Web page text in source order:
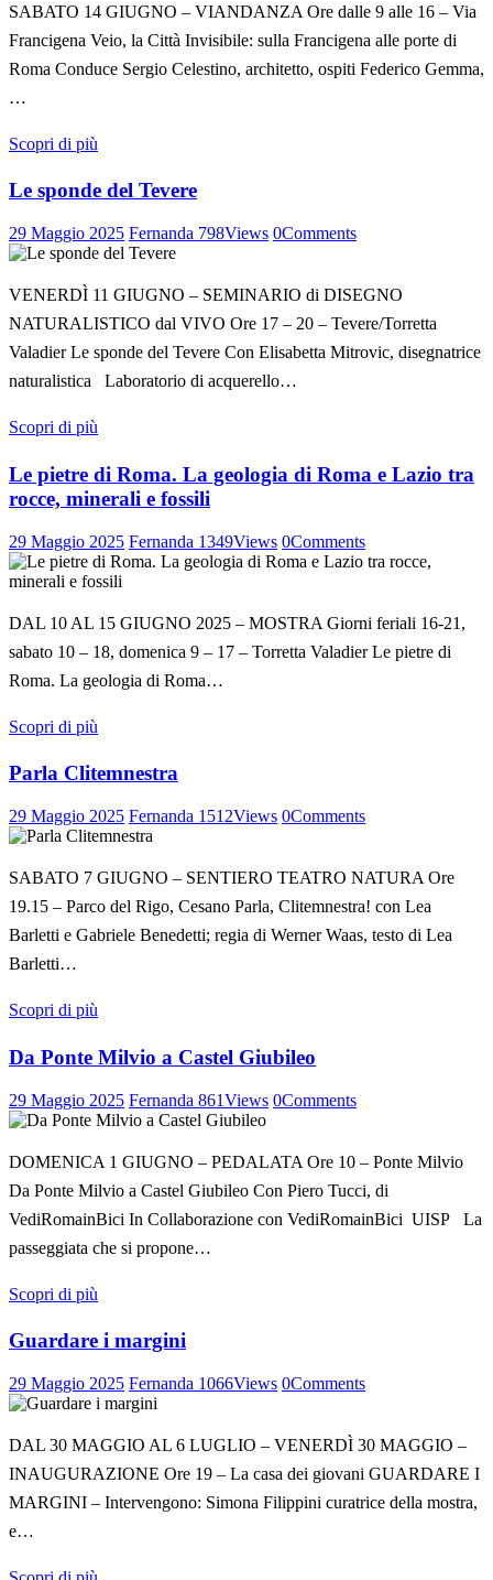
SABATO 14 GIUGNO – VIANDANZA Ore dalle 9 alle 16 – Via
Francigena Veio, la Città Invisibile: sulla Francigena alle porte di
Roma Conduce Sergio Celestino, architetto, ospiti Federico Gemma,
…
Scopri di più
Le sponde del Tevere
29 Maggio 2025 Fernanda 798Views 0Comments
VENERDÌ 11 GIUGNO – SEMINARIO di DISEGNO
NATURALISTICO dal VIVO Ore 17 – 20 – Tevere/Torretta
Valadier Le sponde del Tevere Con Elisabetta Mitrovic, disegnatrice
naturalistica Laboratorio di acquerello…
Scopri di più
Le pietre di Roma. La geologia di Roma e Lazio tra
rocce, minerali e fossili
29 Maggio 2025 Fernanda 1349Views 0Comments
DAL 10 AL 15 GIUGNO 2025 – MOSTRA Giorni feriali 16-21,
sabato 10 – 18, domenica 9 – 17 – Torretta Valadier Le pietre di
Roma. La geologia di Roma…
Scopri di più
Parla Clitemnestra
29 Maggio 2025 Fernanda 1512Views 0Comments
SABATO 7 GIUGNO – SENTIERO TEATRO NATURA Ore
19.15 – Parco del Rigo, Cesano Parla, Clitemnestra! con Lea
Barletti e Gabriele Benedetti; regia di Werner Waas, testo di Lea
Barletti…
Scopri di più
Da Ponte Milvio a Castel Giubileo
29 Maggio 2025 Fernanda 861Views 0Comments
DOMENICA 1 GIUGNO – PEDALATA Ore 10 – Ponte Milvio
Da Ponte Milvio a Castel Giubileo Con Piero Tucci, di
VediRomainBici In Collaborazione con VediRomainBici UISP La
passeggiata che si propone…
Scopri di più
Guardare i margini
29 Maggio 2025 Fernanda 1066Views 0Comments
DAL 30 MAGGIO AL 6 LUGLIO – VENERDÌ 30 MAGGIO –
INAUGURAZIONE Ore 19 – La casa dei giovani GUARDARE I
MARGINI – Intervengono: Simona Filippini curatrice della mostra,
e…